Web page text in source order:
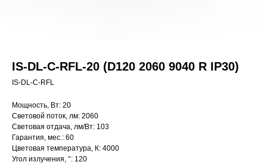
IS-DL-C-RFL-20 (D120 2060 9040 R IP30)
IS-DL-C-RFL
Мощность, Вт: 20
Световой поток, лм: 2060
Световая отдача, лм/Вт: 103
Гарантия, мес.: 60
Цветовая температура, К: 4000
Угол излучения, °: 120